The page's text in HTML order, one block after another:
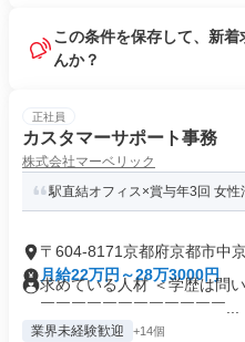
この条件を保存して、新
んか？
正社員
カスタマーサポート事務
株式会社マーベリック
駅直結オフィス×賞与年3回 女
〒604-8171京都府京都市中
月給22万円～28万3000円
求めている人材 ＜学歴は問
￣￣￣￣￣￣￣￣￣￣￣￣...
業界未経験歓迎 +14個